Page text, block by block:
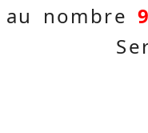
au nombre